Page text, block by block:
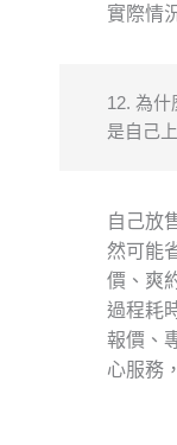
實際情
12. 為什
是自己
自己放
然可能
價、爽
過程耗
報價、
心服務